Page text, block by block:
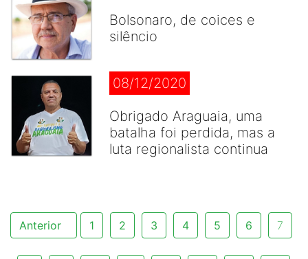
Bolsonaro, de coices e
silêncio
08/12/2020
Obrigado Araguaia, uma
batalha foi perdida, mas a
luta regionalista continua
Anterior 1 2 3 4 5 6 7